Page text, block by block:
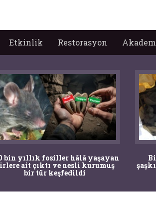
Etkinlik Restorasyon
bin yıllık fosiller hâlâ yaşayan
ait çıktı ve nesli kurumuş
bir tür keşfedildi